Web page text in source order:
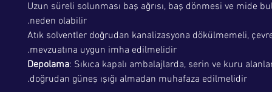
Uzun süreli solunması baş ağrısı, baş dönmesi ve mide
neden olabilir.
Atık solventler doğrudan kanalizasyona dökülmemeli,
mevzuatına uygun imha edilmelidir.
Depolama: Sıkıca kapalı ambalajlarda, serin ve kuru
doğrudan güneş ışığı almadan muhafaza edilmelidir.